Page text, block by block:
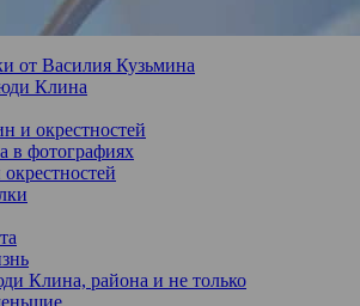
от Василия Кузьмина
Клина
и окрестностей
в фотографиях
Клина, района и не только